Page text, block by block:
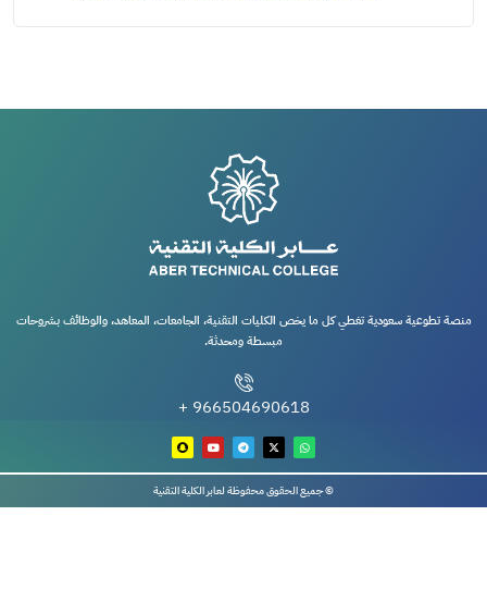
منصة تطوعية سعودية تغطي كل ما يخص الكليات التقنية، الجامعات، المعاهد، والوظائف بشروحات
مبسطة ومحدثة.
966504690618 +
© جميع الحقوق محفوظة لعابر الكلية التقنية